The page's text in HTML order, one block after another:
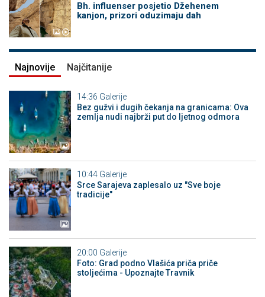
Bh. influenser posjetio Džehenem
kanjon, prizori oduzimaju dah
Najnovije Najčitanije
14:36 Galerije
Bez gužvi i dugih čekanja na granicama: Ova
zemlja nudi najbrži put do ljetnog odmora
10:44 Galerije
Srce Sarajeva zaplesalo uz "Sve boje
tradicije"
20:00 Galerije
Foto: Grad podno Vlašića priča priče
stoljećima - Upoznajte Travnik